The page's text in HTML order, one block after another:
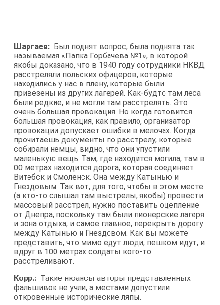
Шаргаев: Был поднят вопрос, была поднята так
называемая «Папка Горбачева №1», в которой
якобы доказано, что в 1940 году сотрудники НКВД
расстреляли польских офицеров, которые
находились у нас в плену, которые были
привезены из других лагерей. Как-будто там леса
были редкие, и не могли там расстрелять. Это
очень большая провокация. Но когда готовится
большая провокация, как правило, организатор
провокации допускает ошибки в мелочах. Когда
прочитаешь документы по расстрелу, которые
собирали немцы, видно, что они упустили
маленькую вещь. Там, где находится могила, там в
00 метрах находится дорога, которая соединяет
Витебск и Смоленск. Она между Катынью и
Гнездовым. Так вот, для того, чтобы в этом месте
(а кто-то слышал там выстрелы, якобы) провести
массовый расстрел, нужно поставить оцепление
от Днепра, поскольку там были пионерские лагеря
и зона отдыха, и самое главное, перекрыть дорогу
между Катынью и Гнездовом. Как вы можете
представить, что мимо едут люди, пешком идут, и
вдруг в 100 метрах солдаты кого-то
расстреливают.
Корр.: Такие нюансы авторы представленных
фальшивок не учли, а местами допустили
откровенные исторические ляпы.